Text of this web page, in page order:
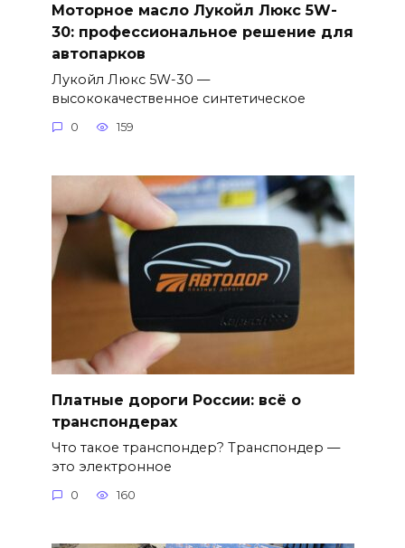
Моторное масло Лукойл Люкс 5W-
30: профессиональное решение для
автопарков
Лукойл Люкс 5W-30 —
высококачественное синтетическое
0 159
Платные дороги России: всё о
транспондерах
Что такое транспондер? Транспондер —
это электронное
0 160